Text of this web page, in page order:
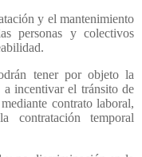
y el mantenimiento
personas y colectivos
tener por objeto la
incentivar el tránsito de
contrato laboral,
contratación temporal